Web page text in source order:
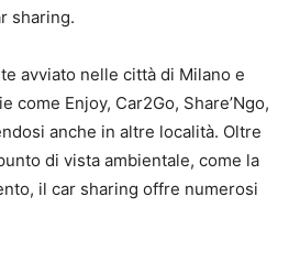
sharing.
avviato nelle città di Milano e
come Enjoy, Car2Go, Share’Ngo,
anche in altre località. Oltre
di vista ambientale, come la
il car sharing offre numerosi